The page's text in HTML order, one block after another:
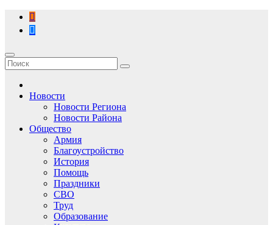
Перейти
содержимому
Новости
Новости Региона
Новости Района
Общество
Армия
Благоустройство
История
Помощь
Праздники
СВО
Труд
Образование